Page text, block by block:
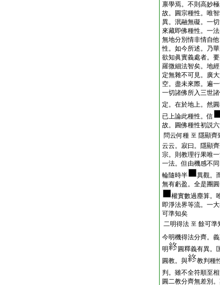
禀學焉。不則高妙
故。圓宗種性。唯
異。泯融無礙。一
來藏即佛種性。一
無地分別情非情自
性。如今所述。乃
欲知眞實義處者。
羅微細法智矣。地
定無雜不可見。廣
空。盡未來際。遍
一切諸佛所入三世
定。在於地上。然
已上論此種性。信
故。圓佛種性初説
問云何種 至 隱顯
云云。寂曰。隱顯
宗。則教理行果唯
一法。但由機感不
輪隨時半
異觀。
無有虧盈。全是團
權實數過塵算。
即淨法界等流。一
可準知矣
二明得法 至 餘可
今明機得法分齊。
明
圓釋義有異。
圓教。與
教判種
判。雖不全符順至
圓二教分齊無差別